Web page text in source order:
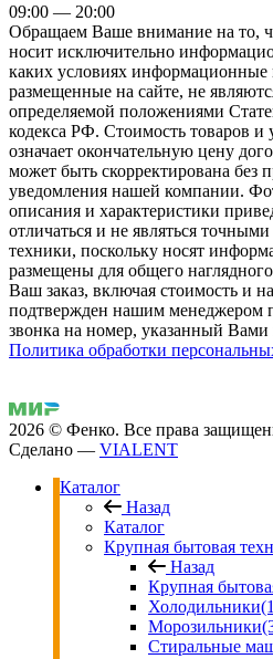
09:00 — 20:00
Обращаем Ваше внимание на то,
носит исключительно
каких условиях
размещенные на сайте, не
определяемой положениями
кодекса РФ. Стоимость товаров и
означает окончательную цену
может быть скорректирована без
уведомления нашей компании.
описания и характеристики
отличаться и не являться
техники, поскольку носят
размещены для общего
Ваш заказ, включая стоимость и
подтвержден нашим менеджером
звонка на номер, указанный Вами
Политика обработки
2026 © Фенко. Все права
Сделано — VIALENT
Каталог
Назад
Каталог
Крупная бытовая
Назад
Крупная
Холодильники
Морозильники
Стиральные